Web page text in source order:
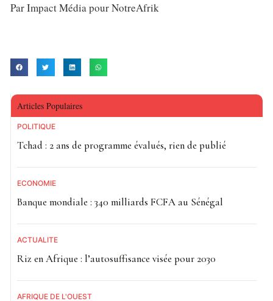
Par Impact Média pour NotreAfrik
Articles Populaires
POLITIQUE
Tchad : 2 ans de programme évalués, rien de publié
ECONOMIE
Banque mondiale : 340 milliards FCFA au Sénégal
ACTUALITE
Riz en Afrique : l’autosuffisance visée pour 2030
AFRIQUE DE L'OUEST